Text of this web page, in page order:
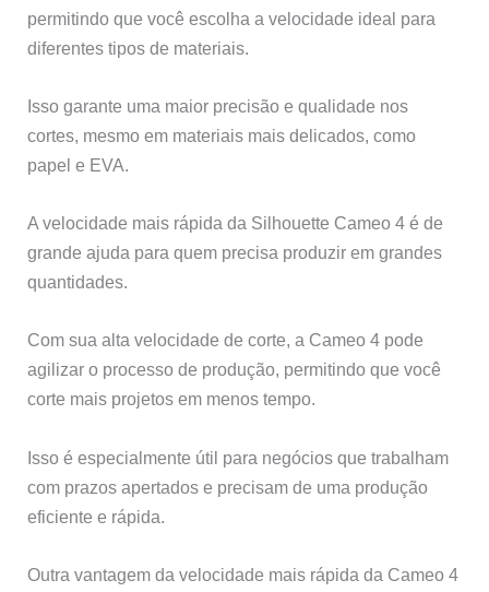
permitindo que você escolha a velocidade ideal para
diferentes tipos de materiais.
Isso garante uma maior precisão e qualidade nos
cortes, mesmo em materiais mais delicados, como
papel e EVA.
A velocidade mais rápida da Silhouette Cameo 4 é de
grande ajuda para quem precisa produzir em grandes
quantidades.
Com sua alta velocidade de corte, a Cameo 4 pode
agilizar o processo de produção, permitindo que você
corte mais projetos em menos tempo.
Isso é especialmente útil para negócios que trabalham
com prazos apertados e precisam de uma produção
eficiente e rápida.
Outra vantagem da velocidade mais rápida da Cameo 4